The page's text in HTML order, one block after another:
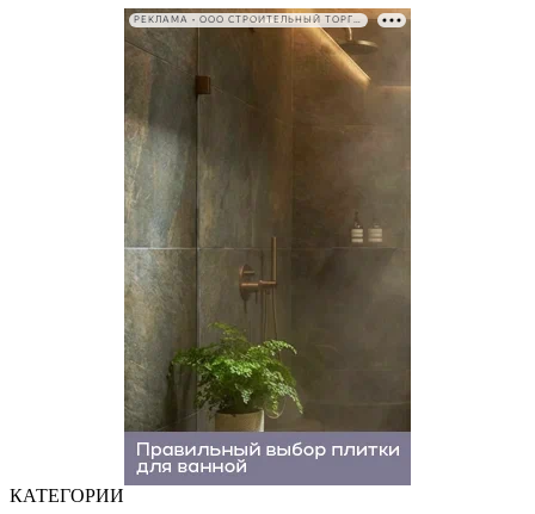
РЕКЛАМА • ООО СТРОИТЕЛЬНЫЙ ТОРГОВЫЙ ДОМ «ПЕТРОВИЧ». ИНН: 7802348846
КАТЕГОРИИ